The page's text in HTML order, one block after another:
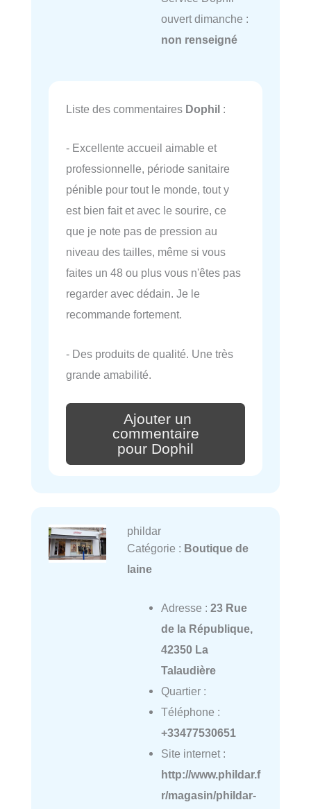
ouvert dimanche :
non renseigné
Liste des commentaires Dophil :
- Excellente accueil aimable et
professionnelle, période sanitaire
pénible pour tout le monde, tout y
est bien fait et avec le sourire, ce
que je note pas de pression au
niveau des tailles, même si vous
faites un 48 ou plus vous n'êtes pas
regarder avec dédain. Je le
recommande fortement.
- Des produits de qualité. Une très
grande amabilité.
Ajouter un
commentaire
pour Dophil
phildar
Catégorie : Boutique de
laine
Adresse : 23 Rue
de la République,
42350 La
Talaudière
Quartier :
Téléphone :
+33477530651
Site internet :
http://www.phildar.f
r/magasin/phildar-